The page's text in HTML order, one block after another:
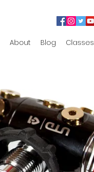
About Blog Classes